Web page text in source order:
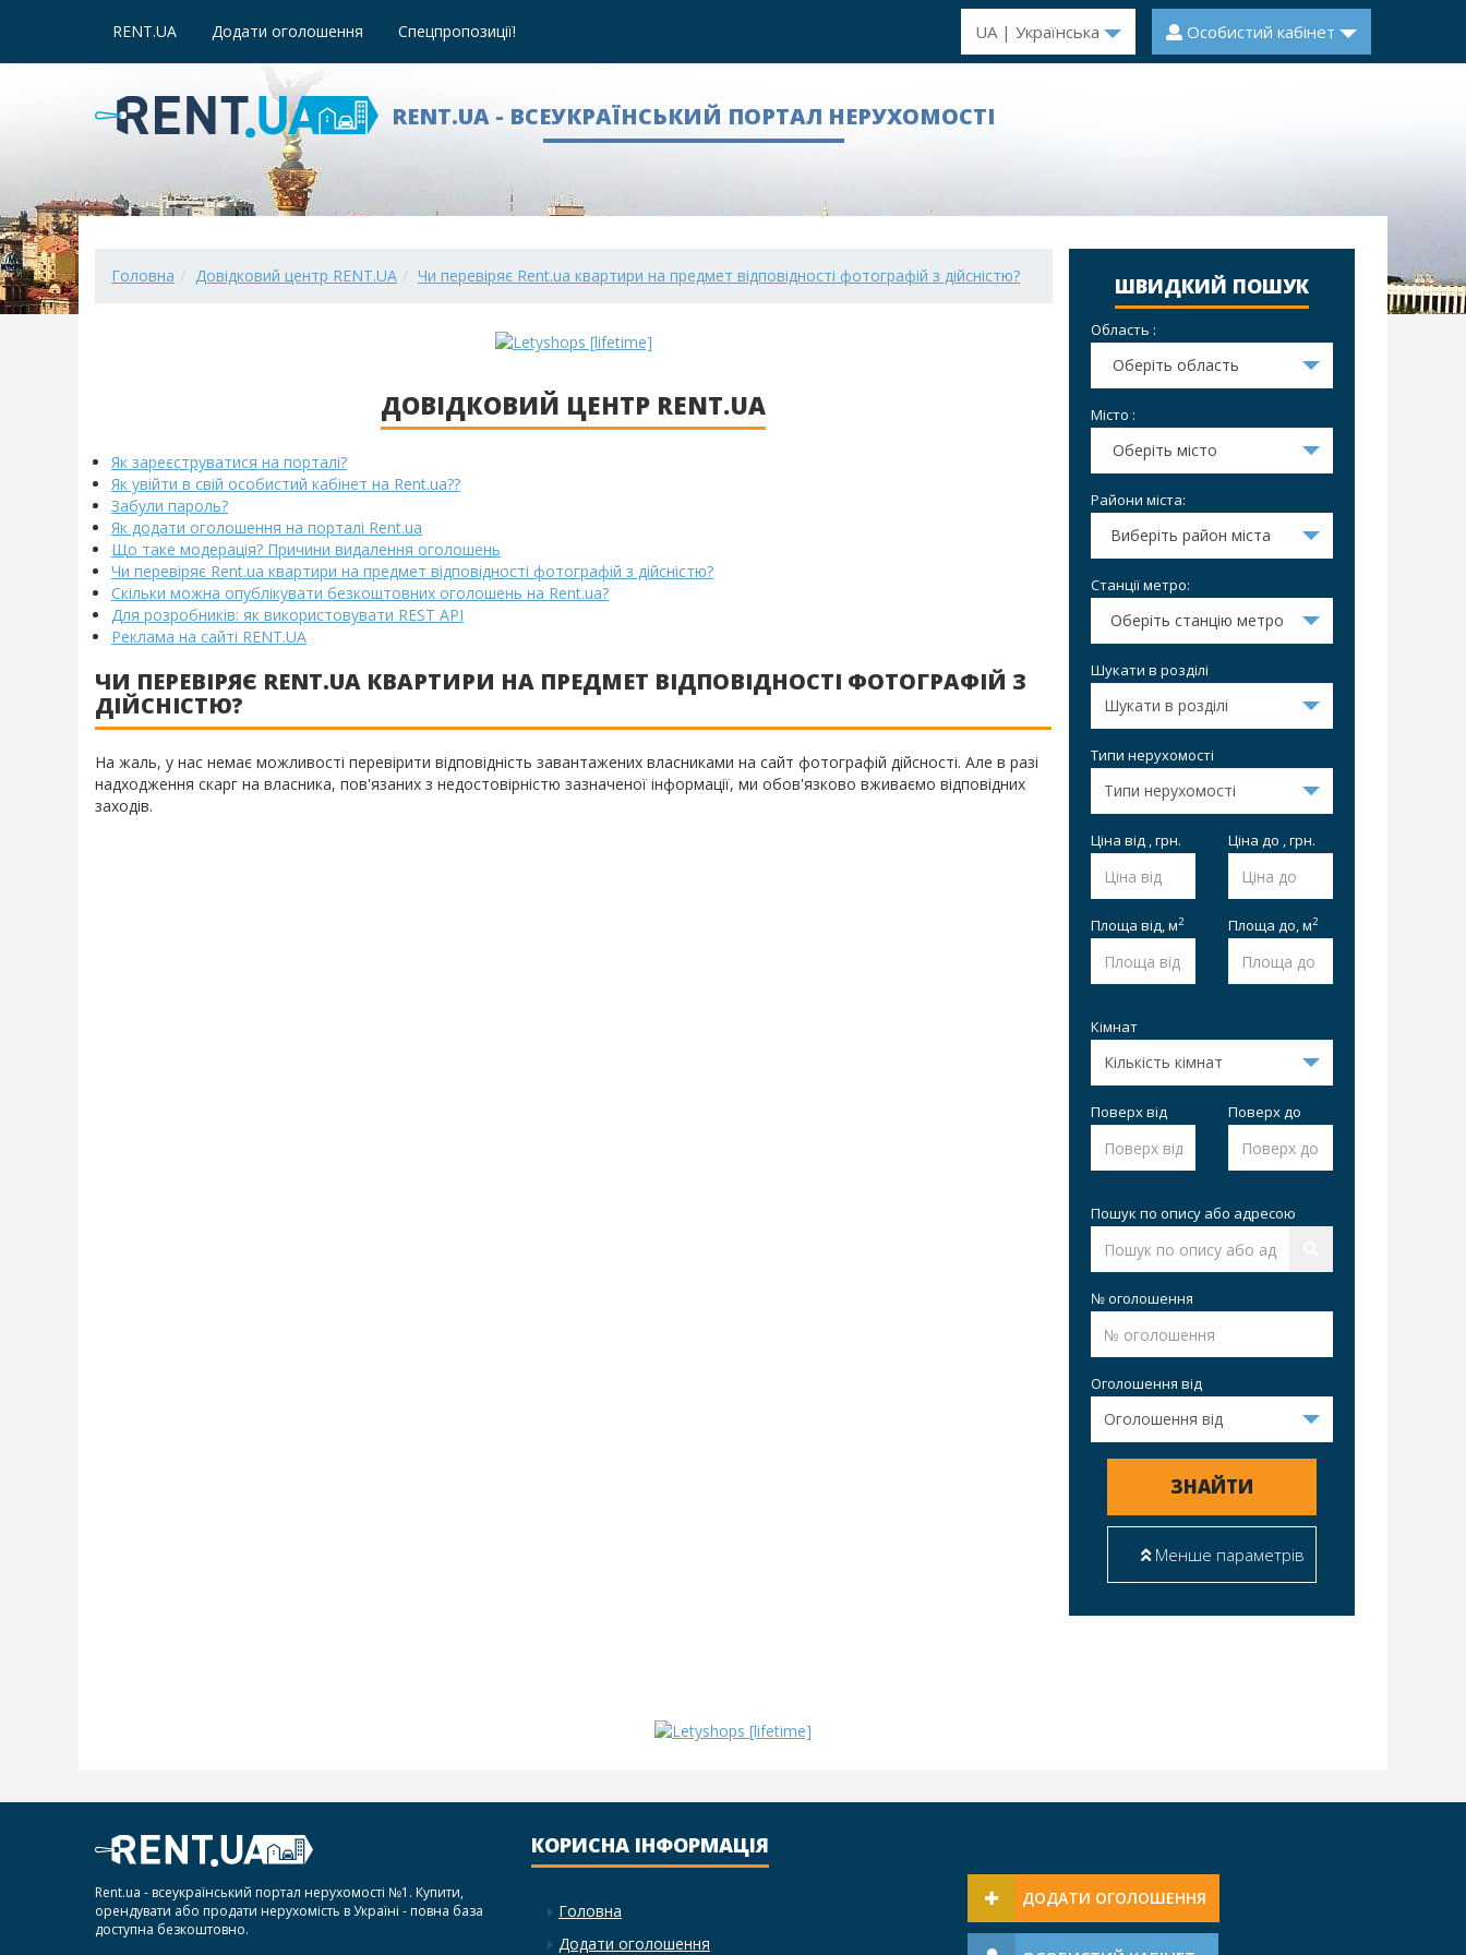
RENT.UA Додати оголошення Спецпропозиції! UA | Українська Особистий кабінет
RENT.UA - ВСЕУКРАЇНСЬКИЙ ПОРТАЛ НЕРУХОМОСТІ
Головна Довідковий центр RENT.UA Чи перевіряє Rent.ua квартири на предмет відповідності фотографій з дійсністю?
ДОВІДКОВИЙ ЦЕНТР RENT.UA
Як зареєструватися на порталі?
Як увійти в свій особистий кабінет на Rent.ua??
Забули пароль?
Як додати оголошення на порталі Rent.ua
Що таке модерація? Причини видалення оголошень
Чи перевіряє Rent.ua квартири на предмет відповідності фотографій з дійсністю?
Скільки можна опублікувати безкоштовних оголошень на Rent.ua?
Для розробників: як використовувати REST API
Реклама на сайті RENT.UA
ЧИ ПЕРЕВІРЯЄ RENT.UA КВАРТИРИ НА ПРЕДМЕТ ВІДПОВІДНОСТІ ФОТОГРАФІЙ З
ДІЙСНІСТЮ?
На жаль, у нас немає можливості перевірити відповідність завантажених власниками на сайт фотографій дійсності. Але в разі
надходження скарг на власника, пов'язаних з недостовірністю зазначеної інформації, ми обов'язково вживаємо відповідних
заходів.
ШВИДКИЙ ПОШУК
Область :
Оберіть область
Місто :
Оберіть місто
Райони міста:
Виберіть район міста
Станції метро:
Оберіть станцію метро
Шукати в розділі
Типи нерухомості
Ціна від , грн. Ціна до , грн.
Площа від,м2 Площа до,м2
Кімнат
Поверх від Поверх до
Пошук по опису або адресою
№ оголошення
Оголошення від
ЗНАЙТИ
Менше параметрів
Rent.ua - всеукраїнський портал нерухомості №1. Купити,
орендувати або продати нерухомість в Україні - повна база
доступна безкоштовно.
КОРИСНА ІНФОРМАЦІЯ
Головна
Додати оголошення
ДОДАТИ ОГОЛОШЕННЯ